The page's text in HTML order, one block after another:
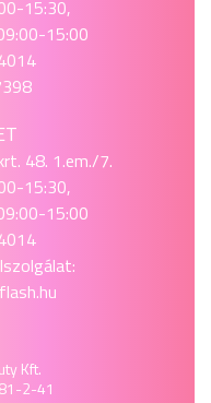
15:30,
15:00
48. 1.em./7.
15:30,
15:00
Kft.
2-41